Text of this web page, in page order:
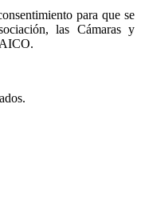
para que se
las Cámaras y